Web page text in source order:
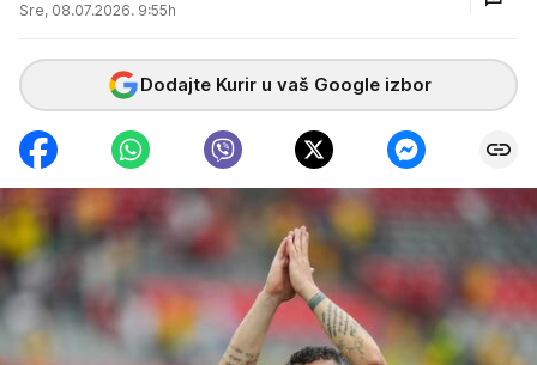
Sre, 08.07.2026. 9:55h
Dodajte Kurir u vaš Google izbor